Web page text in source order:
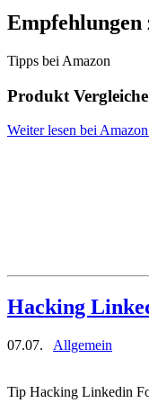
Empfehlungen
Tipps bei Amazon
Produkt
Weiter lesen bei
Hacking
07.07. Allgemein
Tip Hacking Linkedin